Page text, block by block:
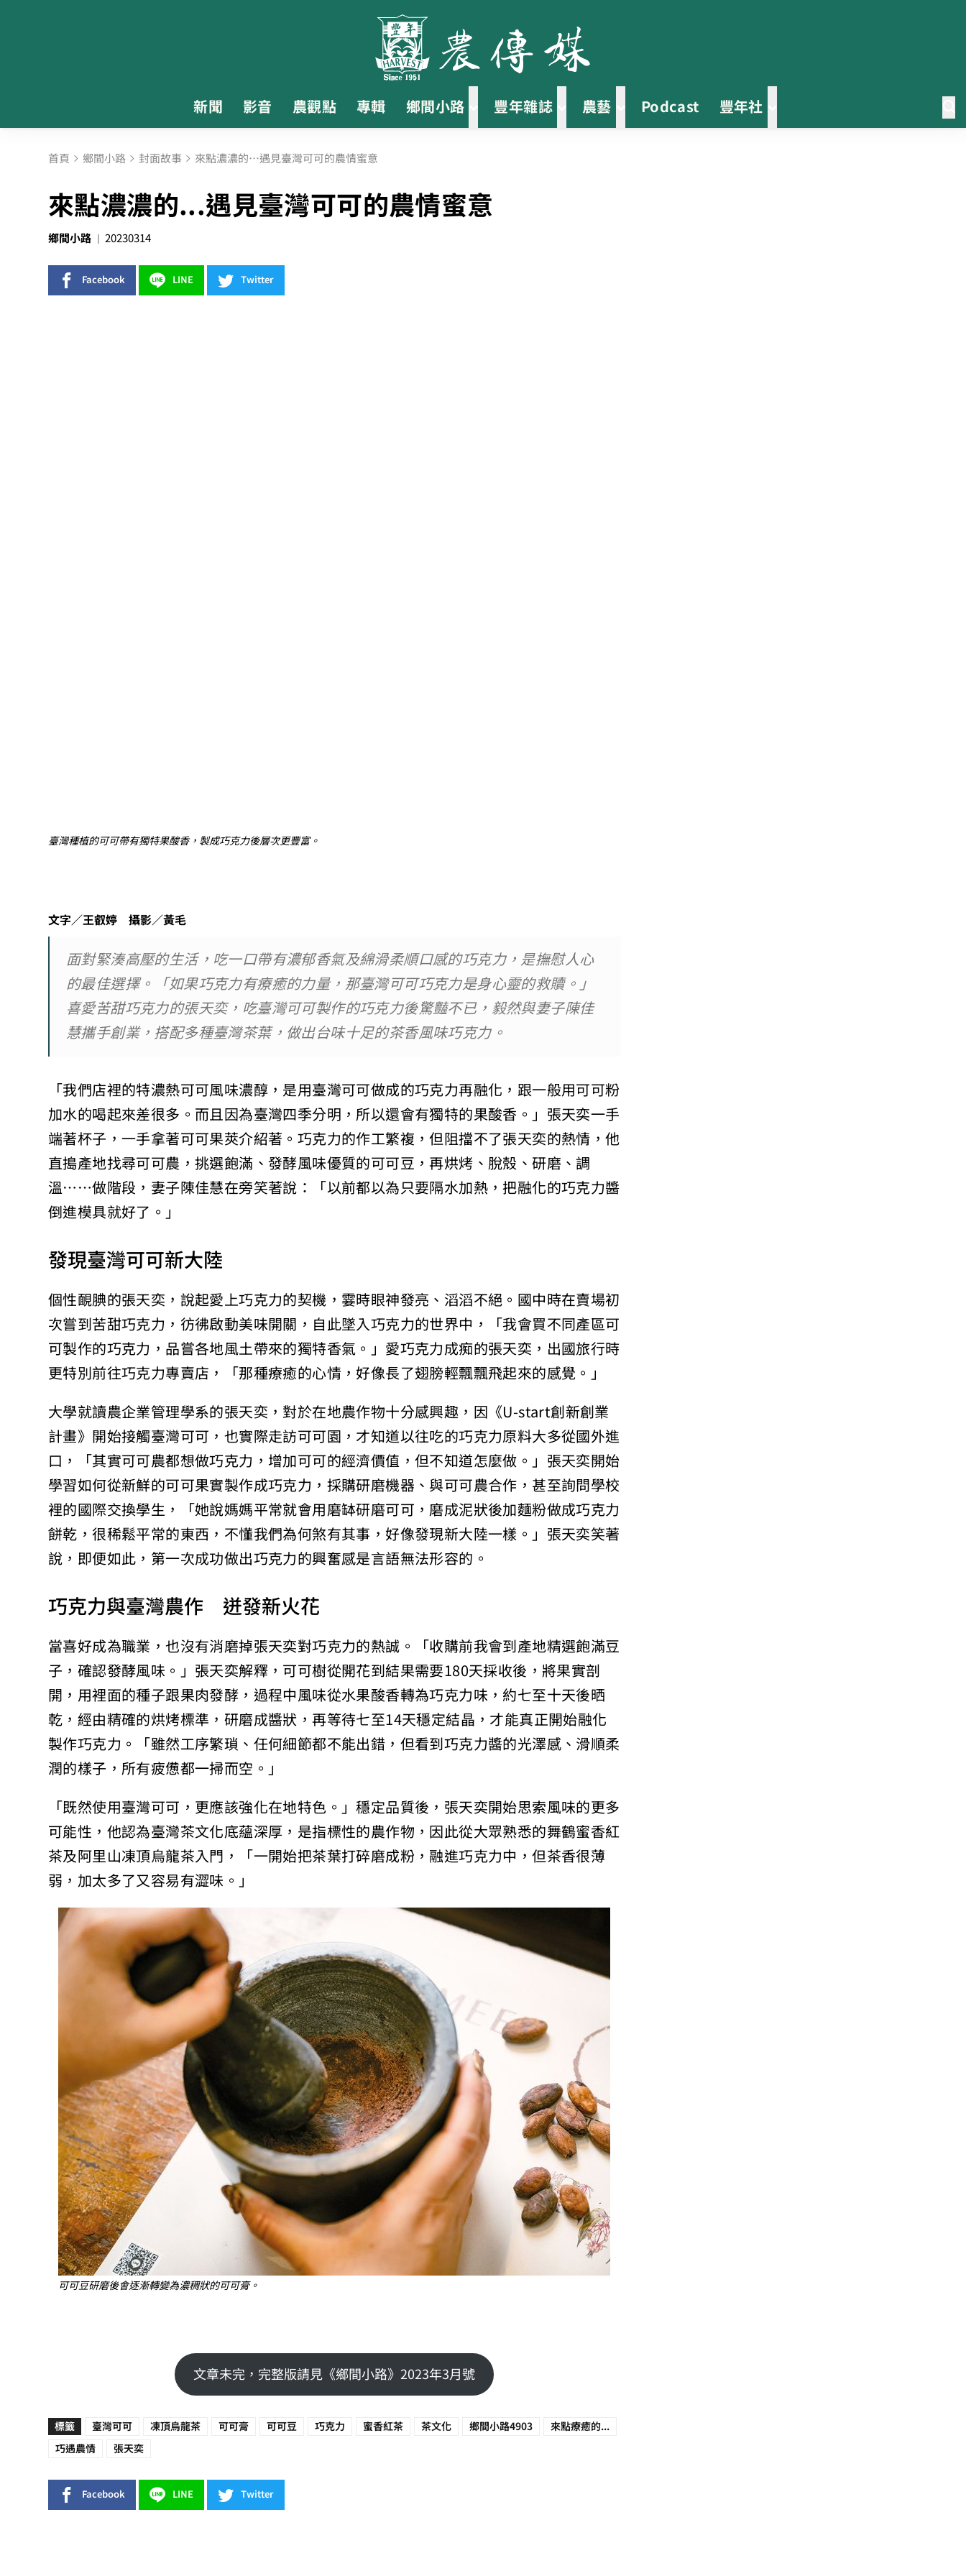
新聞 影音 農觀點 專輯 鄉間小路 豐年雜誌 農藝 Podcast 豐年社
首頁 鄉間小路 封面故事 來點濃濃的…遇見臺灣可可的農情蜜意
來點濃濃的...遇見臺灣可可的農情蜜意
鄉間小路 20230314
Facebook LINE Twitter
臺灣種植的可可帶有獨特果酸香，製成巧克力後層次更豐富。
文字／王叡婷 攝影／黃毛
面對緊湊高壓的生活，吃一口帶有濃郁香氣及綿滑柔順口感的巧克力，是撫慰人心
的最佳選擇。「如果巧克力有療癒的力量，那臺灣可可巧克力是身心靈的救贖。」
喜愛苦甜巧克力的張天奕，吃臺灣可可製作的巧克力後驚豔不已，毅然與妻子陳佳
慧攜手創業，搭配多種臺灣茶葉，做出台味十足的茶香風味巧克力。
「我們店裡的特濃熱可可風味濃醇，是用臺灣可可做成的巧克力再融化，跟一般用可可粉
加水的喝起來差很多。而且因為臺灣四季分明，所以還會有獨特的果酸香。」張天奕一手
端著杯子，一手拿著可可果莢介紹著。巧克力的作工繁複，但阻擋不了張天奕的熱情，他
直搗產地找尋可可農，挑選飽滿、發酵風味優質的可可豆，再烘烤、脫殼、研磨、調
溫……做階段，妻子陳佳慧在旁笑著說：「以前都以為只要隔水加熱，把融化的巧克力醬
倒進模具就好了。」
發現臺灣可可新大陸
個性靦腆的張天奕，說起愛上巧克力的契機，霎時眼神發亮、滔滔不絕。國中時在賣場初
次嘗到苦甜巧克力，彷彿啟動美味開關，自此墜入巧克力的世界中，「我會買不同產區可
可製作的巧克力，品嘗各地風土帶來的獨特香氣。」愛巧克力成痴的張天奕，出國旅行時
更特別前往巧克力專賣店，「那種療癒的心情，好像長了翅膀輕飄飄飛起來的感覺。」
大學就讀農企業管理學系的張天奕，對於在地農作物十分感興趣，因《U-start創新創業
計畫》開始接觸臺灣可可，也實際走訪可可園，才知道以往吃的巧克力原料大多從國外進
口，「其實可可農都想做巧克力，增加可可的經濟價值，但不知道怎麼做。」張天奕開始
學習如何從新鮮的可可果實製作成巧克力，採購研磨機器、與可可農合作，甚至詢問學校
裡的國際交換學生，「她說媽媽平常就會用磨缽研磨可可，磨成泥狀後加麵粉做成巧克力
餅乾，很稀鬆平常的東西，不懂我們為何煞有其事，好像發現新大陸一樣。」張天奕笑著
說，即便如此，第一次成功做出巧克力的興奮感是言語無法形容的。
巧克力與臺灣農作 迸發新火花
當喜好成為職業，也沒有消磨掉張天奕對巧克力的熱誠。「收購前我會到產地精選飽滿豆
子，確認發酵風味。」張天奕解釋，可可樹從開花到結果需要180天採收後，將果實剖
開，用裡面的種子跟果肉發酵，過程中風味從水果酸香轉為巧克力味，約七至十天後晒
乾，經由精確的烘烤標準，研磨成醬狀，再等待七至14天穩定結晶，才能真正開始融化
製作巧克力。「雖然工序繁瑣、任何細節都不能出錯，但看到巧克力醬的光澤感、滑順柔
潤的樣子，所有疲憊都一掃而空。」
「既然使用臺灣可可，更應該強化在地特色。」穩定品質後，張天奕開始思索風味的更多
可能性，他認為臺灣茶文化底蘊深厚，是指標性的農作物，因此從大眾熟悉的舞鶴蜜香紅
茶及阿里山凍頂烏龍茶入門，「一開始把茶葉打碎磨成粉，融進巧克力中，但茶香很薄
弱，加太多了又容易有澀味。」
可可豆研磨後會逐漸轉變為濃稠狀的可可膏。
文章未完，完整版請見《鄉間小路》2023年3月號
標籤 臺灣可可 凍頂烏龍茶 可可膏 可可豆 巧克力 蜜香紅茶 茶文化 鄉間小路4903 來點療癒的...
巧遇農情 張天奕
Facebook LINE Twitter